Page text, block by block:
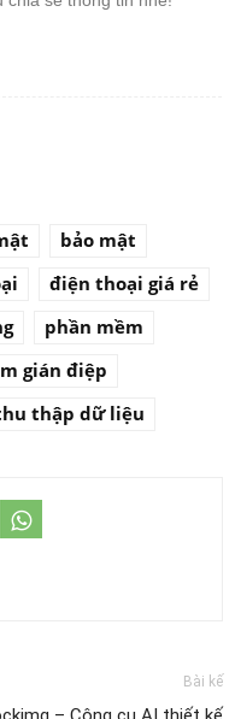
bảo mật
điện thoại giá rẻ
phần mềm
gián điệp
thập dữ liệu
Bài kế